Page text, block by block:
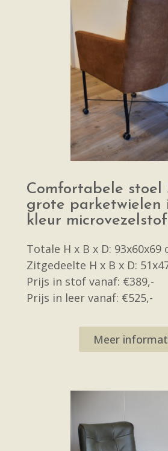
Comfortabele stoel
grote parketwielen
kleur microvezelstof
Totale H x B x D: 93x60x69
Zitgedeelte H x B x D:
Prijs in stof vanaf: €389,-
Prijs in leer vanaf: €525,-
Meer